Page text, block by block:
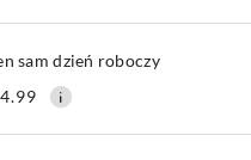
sam dzień roboczy